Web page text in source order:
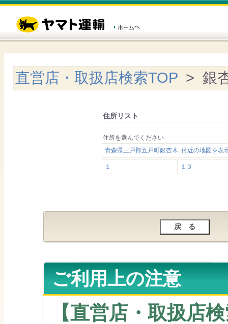
直営店・取扱店検索TOP > 銀
住所リスト
住所を選んでください
青森県三戸郡五戸町銀杏木 付近の地図を表
１ １３
ご利用上の注意
【直営店・取扱店